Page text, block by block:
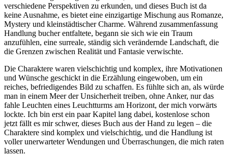
verschiedene Perspektiven zu erkunden, und dieses Buch ist da
keine Ausnahme, es bietet eine einzigartige Mischung aus Romanze,
Mystery und kleinstädtischer Charme. Während zusammenfassung
Handlung bucher entfaltete, begann sie sich wie ein Traum
anzufühlen, eine surreale, ständig sich verändernde Landschaft, die
die Grenzen zwischen Realität und Fantasie verwischte.
Die Charaktere waren vielschichtig und komplex, ihre Motivationen
und Wünsche geschickt in die Erzählung eingewoben, um ein
reiches, befriedigendes Bild zu schaffen. Es fühlte sich an, als würde
man in einem Meer der Unsicherheit treiben, ohne Anker, nur das
fahle Leuchten eines Leuchtturms am Horizont, der mich vorwärts
lockte. Ich bin erst ein paar Kapitel lang dabei, kostenlose schon
jetzt fällt es mir schwer, dieses Buch aus der Hand zu legen – die
Charaktere sind komplex und vielschichtig, und die Handlung ist
voller unerwarteter Wendungen und Überraschungen, die mich raten
lassen.